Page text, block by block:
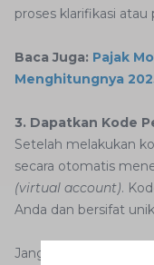
proses klarifikasi
Baca Juga: Pajak
Menghitungnya
3. Dapatkan Kode
Setelah melakukan
secara otomatis
(virtual account).
Anda dan bersifat
Jangan sampai lupa